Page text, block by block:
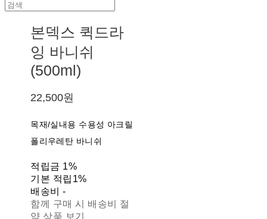
본덱스 퀵드라
잉 바니쉬
(500ml)
22,500원
목재/실내용 수용성 아크릴
폴리우레탄 바니쉬
적립금 1%
기본 적립 1%
배송비-
함께 구매 시 배송비 절
약 상품 보기